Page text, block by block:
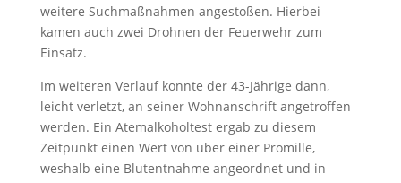
weitere Suchmaßnahmen angestoßen. Hierbei
kamen auch zwei Drohnen der Feuerwehr zum
Einsatz.
Im weiteren Verlauf konnte der 43-Jährige dann,
leicht verletzt, an seiner Wohnanschrift angetroffen
werden. Ein Atemalkoholtest ergab zu diesem
Zeitpunkt einen Wert von über einer Promille,
weshalb eine Blutentnahme angeordnet und in